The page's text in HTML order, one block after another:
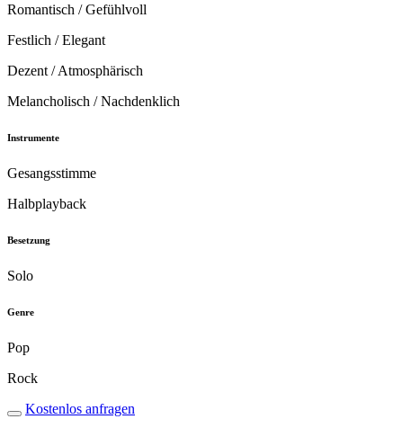
Romantisch / Gefühlvoll
Festlich / Elegant
Dezent / Atmosphärisch
Melancholisch / Nachdenklich
Instrumente
Gesangsstimme
Halbplayback
Besetzung
Solo
Genre
Pop
Rock
Kostenlos anfragen